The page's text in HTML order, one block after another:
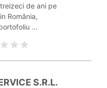
de ani pe
România,
...
S.R.L.